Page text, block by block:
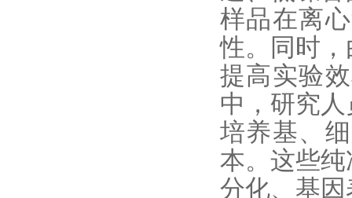
样品在离
性。同时
提高实验
中，研究
培养基、
本。这些
分化、基